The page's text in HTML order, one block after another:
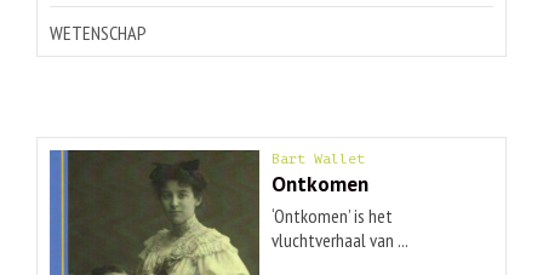
WETENSCHAP
Bart Wallet
Ontkomen
‘Ontkomen’ is het
vluchtverhaal van ...